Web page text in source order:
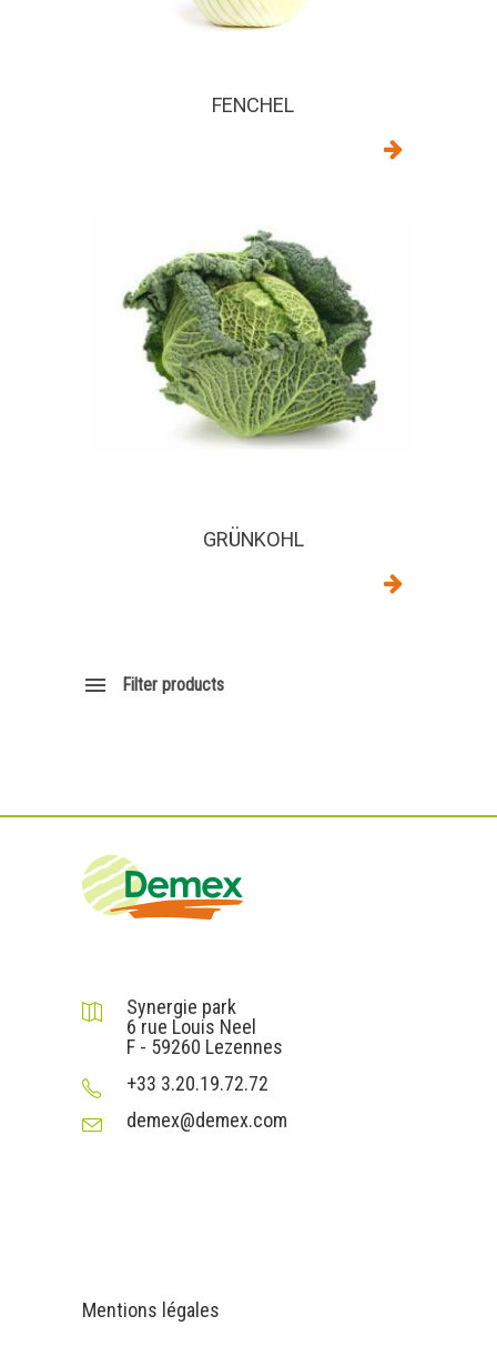
FENCHEL
GRÜNKOHL
Filter products
Synergie park
6 rue Louis Neel
F - 59260 Lezennes
+33 3.20.19.72.72
demex@demex.com
Mentions légales